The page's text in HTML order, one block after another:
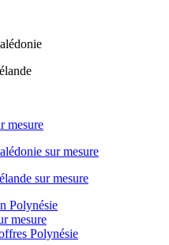
mesure
sur mesure
sur mesure
Polynésie
mesure
Polynésie